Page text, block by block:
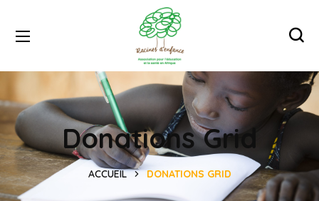
Donations Grid
ACCUEIL DONATIONS GRID